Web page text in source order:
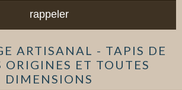
ARTISANAL - TAPIS DE
ORIGINES ET TOUTES
DIMENSIONS